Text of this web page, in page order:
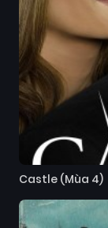
Castle (Mùa 4)